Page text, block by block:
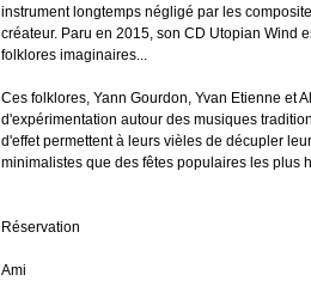
instrument longtemps négligé par les
créateur. Paru en 2015, son CD Utopian Wind
folklores imaginaires...
Ces folklores, Yann Gourdon, Yvan Etienne et
d'expérimentation autour des musiques
d'effet permettent à leurs vièles de décupler
minimalistes que des fêtes populaires les plus
Réservation
Ami